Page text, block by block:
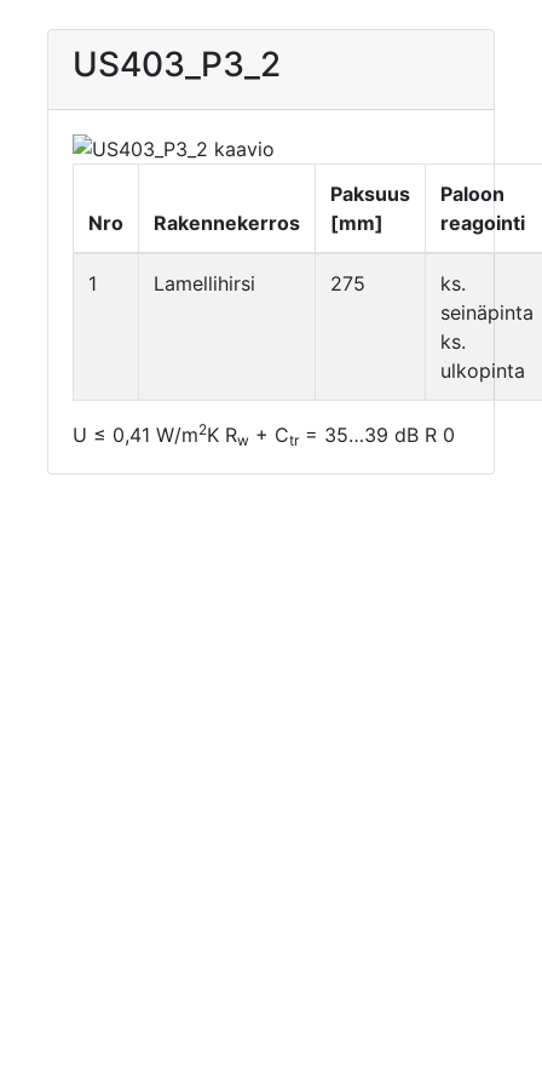
US403_P3_2
Nro Rakennekerros
Paksuus
[mm]
Paloon
reagointi
1 Lamellihirsi 275
ks.
seinäpinta
ks.
ulkopinta
U ≤ 0,41 W/m2K Rw + Ctr= 35…39 dB R 0